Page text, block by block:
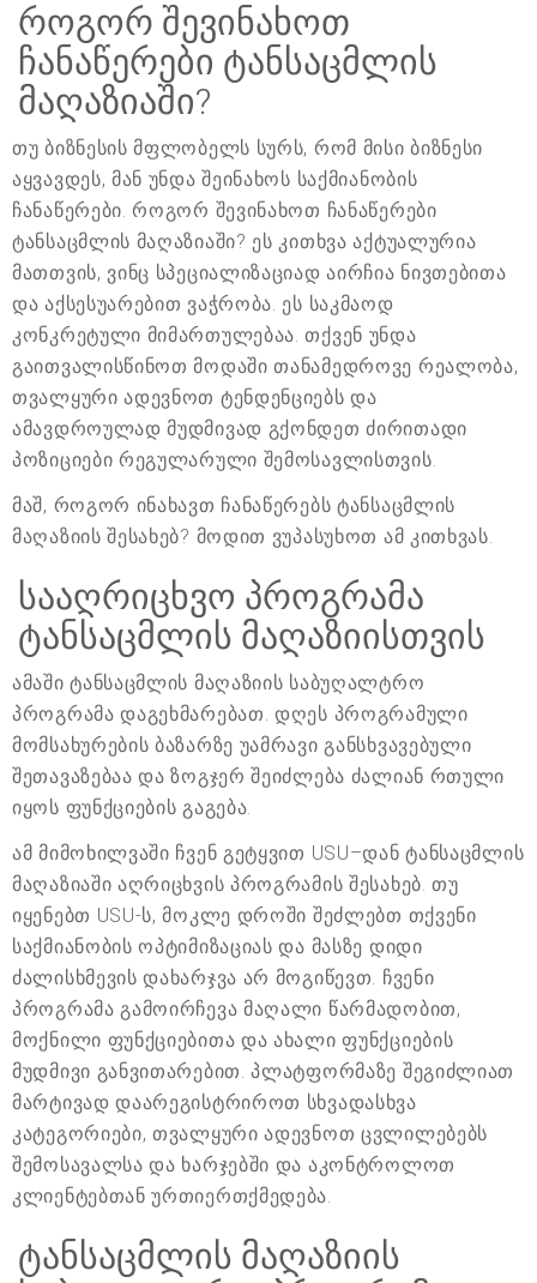
როგორ შევინახოთ
ჩანაწერები ტანსაცმლის
მაღაზიაში?
თუ ბიზნესის მფლობელს სურს, რომ მისი ბიზნესი
აყვავდეს, მან უნდა შეინახოს საქმიანობის
ჩანაწერები. როგორ შევინახოთ ჩანაწერები
ტანსაცმლის მაღაზიაში? ეს კითხვა აქტუალურია
მათთვის, ვინც სპეციალიზაციად აირჩია ნივთებითა
და აქსესუარებით ვაჭრობა. ეს საკმაოდ
კონკრეტული მიმართულებაა. თქვენ უნდა
გაითვალისწინოთ მოდაში თანამედროვე რეალობა,
თვალყური ადევნოთ ტენდენციებს და
ამავდროულად მუდმივად გქონდეთ ძირითადი
პოზიციები რეგულარული შემოსავლისთვის.
მაშ, როგორ ინახავთ ჩანაწერებს ტანსაცმლის
მაღაზიის შესახებ? მოდით ვუპასუხოთ ამ კითხვას.
სააღრიცხვო პროგრამა
ტანსაცმლის მაღაზიისთვის
ამაში ტანსაცმლის მაღაზიის საბუღალტრო
პროგრამა დაგეხმარებათ. დღეს პროგრამული
მომსახურების ბაზარზე უამრავი განსხვავებული
შეთავაზებაა და ზოგჯერ შეიძლება ძალიან რთული
იყოს ფუნქციების გაგება.
ამ მიმოხილვაში ჩვენ გეტყვით USU–დან ტანსაცმლის
მაღაზიაში აღრიცხვის პროგრამის შესახებ. თუ
იყენებთ USU-ს, მოკლე დროში შეძლებთ თქვენი
საქმიანობის ოპტიმიზაციას და მასზე დიდი
ძალისხმევის დახარჯვა არ მოგიწევთ. ჩვენი
პროგრამა გამოირჩევა მაღალი წარმადობით,
მოქნილი ფუნქციებითა და ახალი ფუნქციების
მუდმივი განვითარებით. პლატფორმაზე შეგიძლიათ
მარტივად დაარეგისტრიროთ სხვადასხვა
კატეგორიები, თვალყური ადევნოთ ცვლილებებს
შემოსავალსა და ხარჯებში და აკონტროლოთ
კლიენტებთან ურთიერთქმედება.
ტანსაცმლის მაღაზიის